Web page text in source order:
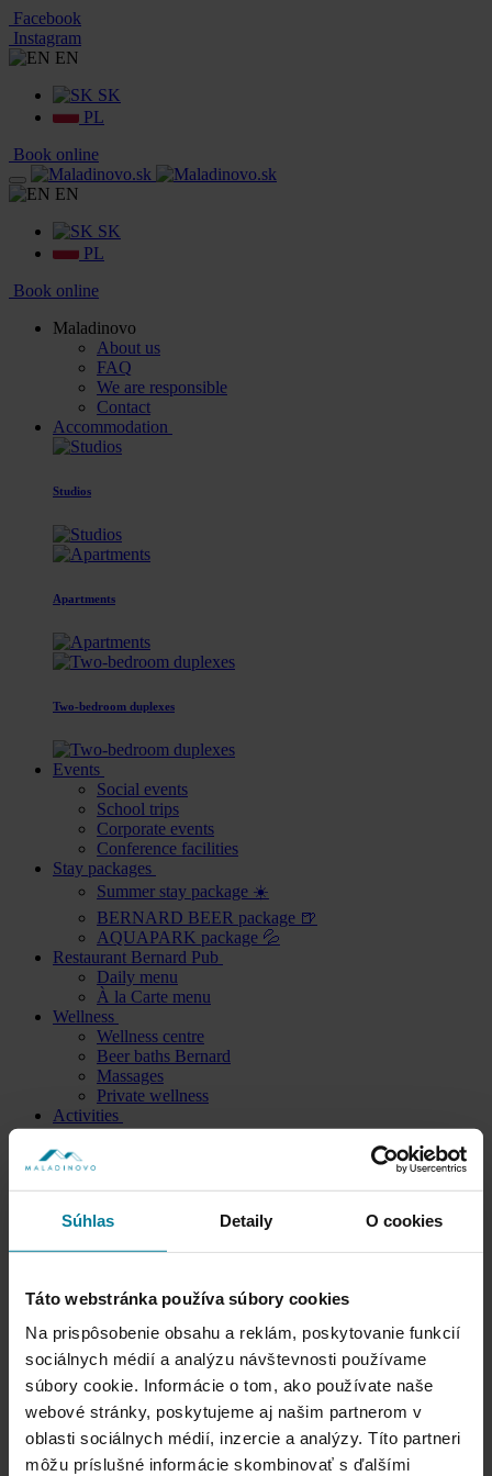
Súhlas Detaily O cookies
Táto webstránka používa súbory cookies
Na prispôsobenie obsahu a reklám, poskytovanie funkcií
sociálnych médií a analýzu návštevnosti používame
súbory cookie. Informácie o tom, ako používate naše
webové stránky, poskytujeme aj našim partnerom v
oblasti sociálnych médií, inzercie a analýzy. Títo partneri
môžu príslušné informácie skombinovať s ďalšími
Facebook
Instagram
EN
SK
PL
Book online
EN
SK
PL
Book online
Maladinovo
About us
FAQ
We are responsible
Contact
Accommodation
Studios
Apartments
Two-bedroom duplexes
Events
Social events
School trips
Corporate events
Conference facilities
Stay packages
Summer stay package ☀️
BERNARD BEER package 🍺
AQUAPARK package 💦
Restaurant Bernard Pub
Daily menu
À la Carte menu
Wellness
Wellness centre
Beer baths Bernard
Massages
Private wellness
Activities
Acitivites in Maladinovo
For cyclists
Liptov
EN
PL
Reception
421 914 160 160
Restaurant
421 914 170 170